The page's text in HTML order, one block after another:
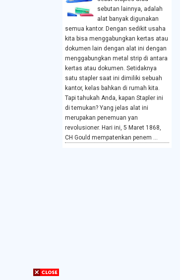
sebutan lainnya, adalah
alat banyak digunakan
semua kantor. Dengan sedikit usaha
kita bisa menggabungkan kertas atau
dokumen lain dengan alat ini dengan
menggabungkan metal strip di antara
kertas atau dokumen. Setidaknya
satu stapler saat ini dimiliki sebuah
kantor, kelas bahkan di rumah kita.
Tapi tahukah Anda, kapan Stapler ini
di temukan? Yang jelas alat ini
merupakan penemuan yan
revolusioner. Hari ini, 5 Maret 1868,
CH Gould mempatenkan penem ...